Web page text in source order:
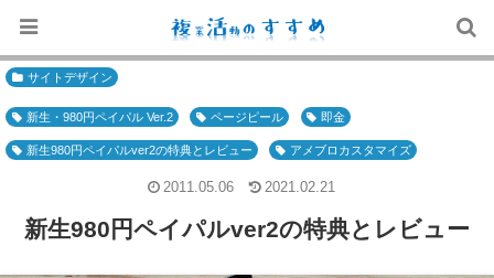
サイトデザイン
新生・980円ペイパル Ver.2 ページピール 即金
新生980円ペイパルver2の特典とレビュー アメブロカスタマイズ
新生980円ペイパルver2の特典とレビュー
2011.05.06 2021.02.21